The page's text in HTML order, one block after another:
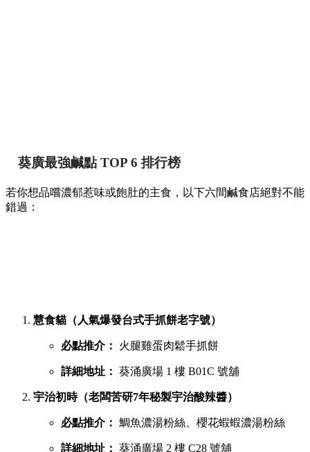
葵廣最強鹹點 TOP 6 排行榜
若你想品嚐濃郁惹味或飽肚的主食，以下六間鹹食店絕對不能
錯過：
慧食貓（人氣爆發台式手抓餅老字號）
必點推介： 火腿雞蛋肉鬆手抓餅
詳細地址： 葵涌廣場 1 樓 B01C 號舖
宇治初時（老闆苦研7年秘製宇治酸辣醬）
必點推介： 鯛魚濃湯粉絲、櫻花蝦蝦濃湯粉絲
詳細地址： 葵涌廣場 2 樓 C28 號舖